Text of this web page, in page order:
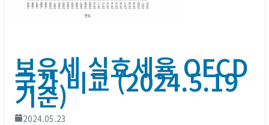
보유세 실효세율 OECD
국가 비교 (2024.5.19
기준)
2024.05.23